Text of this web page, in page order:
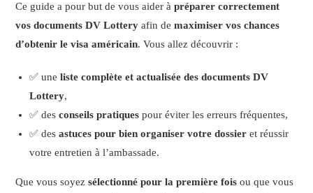
Ce guide a pour but de vous aider àpréparer correctement
vos documents DV Lottery afin demaximiser vos chances
d’obtenir le visa américain. Vous allez découvrir :
✅ uneliste complète et actualisée des documents DV
Lottery,
✅ desconseils pratiques pour éviter les erreurs fréquentes,
✅ desastuces pour bien organiser votre dossier et réussir
votre entretien à l’ambassade.
Que vous soyezsélectionné pour la première fois ou que vous